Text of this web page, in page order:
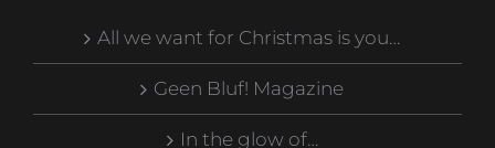
All we want for Christmas is you…
Geen Bluf! Magazine
In the glow of…